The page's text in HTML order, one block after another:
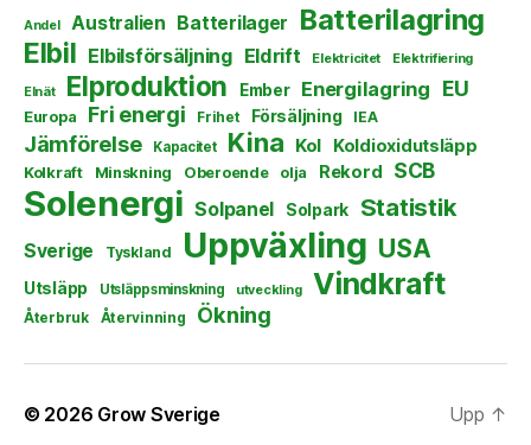
Andel Australien Batterilager Batterilagring
Elbil Elbilsförsäljning Eldrift Elektricitet Elektrifiering
Elnät Elproduktion Ember Energilagring EU
Europa Fri energi Frihet Försäljning IEA
Jämförelse Kapacitet Kina Kol Koldioxidutsläpp
Kolkraft Minskning Oberoende olja Rekord SCB
Solenergi Solpanel Solpark Statistik
Sverige Tyskland Uppväxling USA
Utsläpp Utsläppsminskning utveckling Vindkraft
Återbruk Återvinning Ökning
© 2026 Grow Sverige Upp ↑